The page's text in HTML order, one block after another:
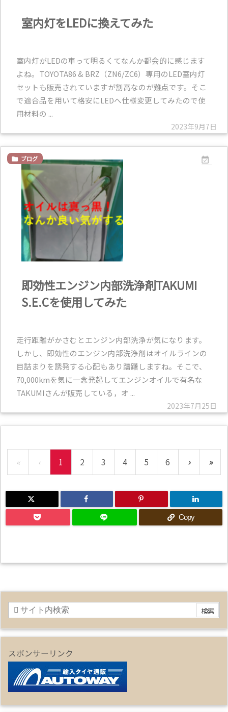
2023年9月7日
室内灯をLEDに換えてみた
室内灯がLEDの車って明るくてなんか都会的に感じます
よね。TOYOTA86 & BRZ（ZN6/ZC6）専用のLED室内灯
セットも販売されていますが割高なのが難点です。そこ
で適合品を用いて格安にLEDへ仕様変更してみたので使
用材料の ...

2023年7月25日
 ブログ
即効性エンジン内部洗浄剤TAKUMI
S.E.Cを使用してみた
走行距離がかさむとエンジン内部洗浄が気になります。
しかし、即効性のエンジン内部洗浄剤はオイルラインの
目詰まりを誘発する心配もあり躊躇しますね。そこで、
70,000kmを気に一念発起してエンジンオイルで有名な
TAKUMIさんが販売している，オ ...
« ‹ 1 2 3 4 5 6 › »
Copy
スポンサーリンク